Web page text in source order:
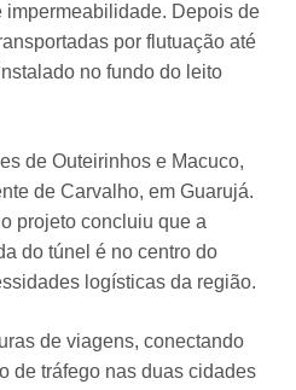
impermeabilidade. Depois de
por flutuação até
no fundo do leito
de Outeirinhos e Macuco,
de Carvalho, em Guarujá.
projeto concluiu que a
do túnel é no centro do
logísticas da região.
de viagens, conectando
de tráfego nas duas cidades